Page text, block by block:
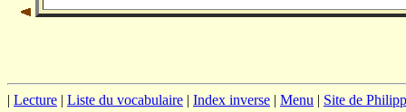
| Lecture | Liste du vocabulaire | Index inverse | Menu | Site de